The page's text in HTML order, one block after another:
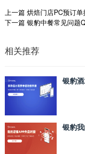
上一篇 烘焙门店PC预订
下一篇 银豹中餐常见问题
相关推荐
银豹
银豹